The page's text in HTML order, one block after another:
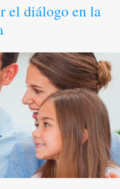
el diálogo en la